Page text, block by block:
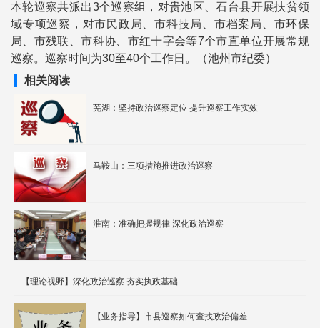
本轮巡察共派出3个巡察组，对贵池区、石台县开展扶贫领
域专项巡察，对市民政局、市科技局、市档案局、市环保
局、市残联、市科协、市红十字会等7个市直单位开展常规
巡察。巡察时间为30至40个工作日。（池州市纪委）
相关阅读
芜湖：坚持政治巡察定位 提升巡察工作实效
马鞍山：三项措施推进政治巡察
淮南：准确把握规律 深化政治巡察
【理论视野】深化政治巡察 夯实执政基础
【业务指导】市县巡察如何查找政治偏差